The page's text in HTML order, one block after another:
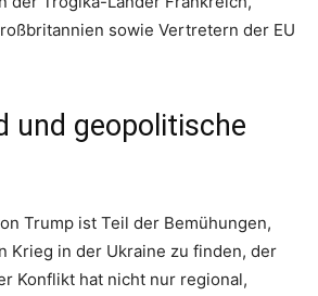
sowie Vertretern der EU
und geopolitische
Trump ist Teil der Bemühungen,
Krieg in der Ukraine zu finden, der
Konflikt hat nicht nur regional,